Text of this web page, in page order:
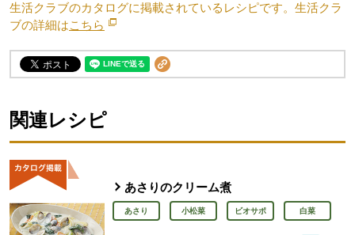
生活クラブのカタログに掲載されているレシピです。生活クラ
ブの詳細はこちら 別のウィンドウで開きます。
関連レシピ
あさりのクリーム煮
あさり 小松菜 ビオサポ 白菜